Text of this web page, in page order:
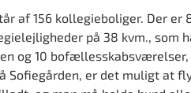
af 156 kollegieboliger. Der
på 38 kvm., som
og 10
Sofiegården, er det muligt at